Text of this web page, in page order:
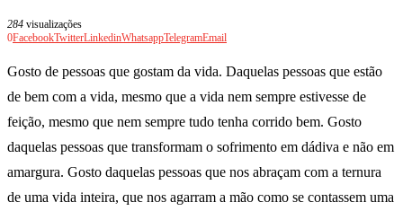
284 visualizações
0FacebookTwitterLinkedinWhatsappTelegramEmail
Gosto de pessoas que gostam da vida. Daquelas pessoas que estão
de bem com a vida, mesmo que a vida nem sempre estivesse de
feição, mesmo que nem sempre tudo tenha corrido bem. Gosto
daquelas pessoas que transformam o sofrimento em dádiva e não em
amargura. Gosto daquelas pessoas que nos abraçam com a ternura
de uma vida inteira, que nos agarram a mão como se contassem uma